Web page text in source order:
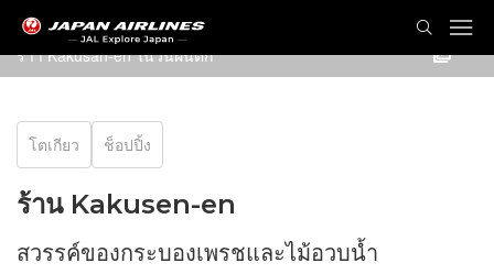
ร้าา Kakusan-en ในวันฝนตก
โตเกียว ช็อปปิ้ง
ร้าน Kakusen-en
สวรรค์ของกระบองเพรชและไม้อวบน้ำ